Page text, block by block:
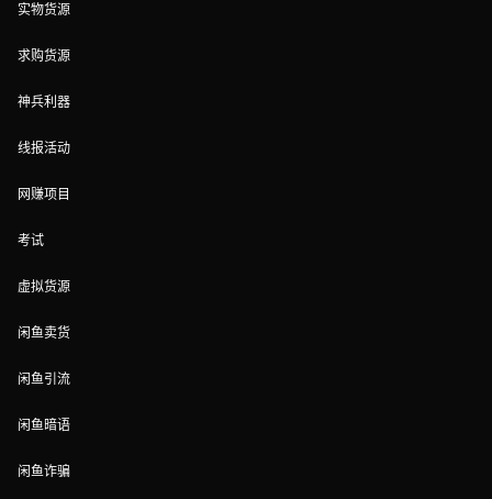
实物货源
求购货源
神兵利器
线报活动
网赚项目
考试
虚拟货源
闲鱼卖货
闲鱼引流
闲鱼暗语
闲鱼诈骗